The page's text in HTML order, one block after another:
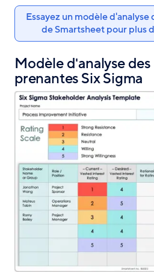
Essayez un modèle
de Smartsheet pour plus
Modèle d'analyse
prenantes Six Sigma